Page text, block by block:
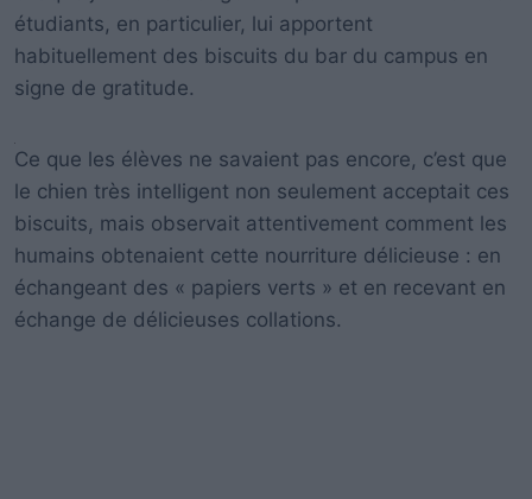
étudiants, en particulier, lui apportent
habituellement des biscuits du bar du campus en
signe de gratitude.
Ce que les élèves ne savaient pas encore, c’est que
le chien très intelligent non seulement acceptait ces
biscuits, mais observait attentivement comment les
humains obtenaient cette nourriture délicieuse : en
échangeant des « papiers verts » et en recevant en
échange de délicieuses collations.